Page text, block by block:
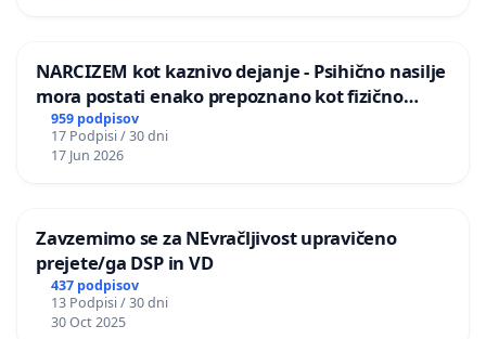
NARCIZEM kot kaznivo dejanje - Psihično nasilje
mora postati enako prepoznano kot fizično
nasilje
959 podpisov
17 Podpisi / 30 dni
17 Jun 2026
Zavzemimo se za NEvračljivost upravičeno
prejete/ga DSP in VD
437 podpisov
13 Podpisi / 30 dni
30 Oct 2025